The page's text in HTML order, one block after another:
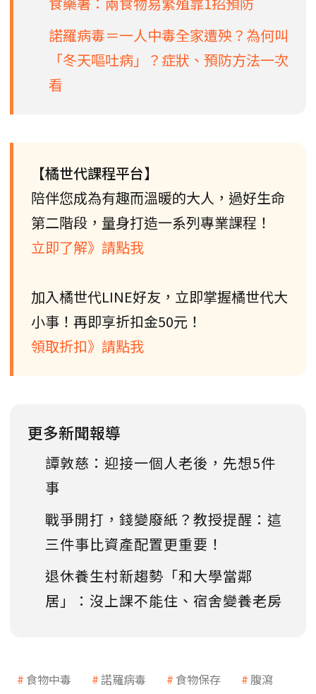
諾羅病毒＝一人中毒全家遭殃？為何叫
「冬天嘔吐病」？症狀、預防方法一次
看
【橘世代課程平台】
陪伴您成為有趣而溫暖的大人，過好生命
第二階段，量身打造一系列專業課程！
立即了解》請點我
加入橘世代LINE好友，立即掌握橘世代大
小事！再即享折扣金50元！
領取折扣》請點我
更多新聞報導
譚敦慈：迎接一個人老後，先想5件
事
戰爭開打，錢變廢紙？教授提醒：這
三件事比資產配置更重要！
退休養生村新趨勢「和大學當鄰
居」：沒上課不能住、宿舍變養老房
食物中毒 諾羅病毒 食物保存
腹瀉